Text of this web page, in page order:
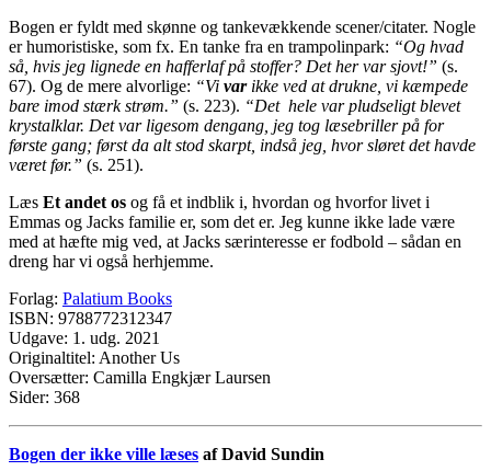
Bogen er fyldt med skønne og tankevækkende scener/citater. Nogle
er humoristiske, som fx. En tanke fra en trampolinpark: “Og hvad
så, hvis jeg lignede en hafferlaf på stoffer? Det her var sjovt!” (s.
67). Og de mere alvorlige: “Vi varikke ved at drukne, vi kæmpede
bare imod stærk strøm.” (s. 223). “Det hele var pludseligt blevet
krystalklar. Det var ligesom dengang, jeg tog læsebriller på for
første gang; først da alt stod skarpt, indså jeg, hvor sløret det havde
været før.” (s. 251).
Læs Et andet os og få et indblik i, hvordan og hvorfor livet i
Emmas og Jacks familie er, som det er. Jeg kunne ikke lade være
med at hæfte mig ved, at Jacks særinteresse er fodbold – sådan en
dreng har vi også herhjemme.
Forlag: Palatium Books
ISBN: 9788772312347
Udgave: 1. udg. 2021
Originaltitel: Another Us
Oversætter: Camilla Engkjær Laursen
Sider: 368
Bogen der ikke ville læses af David Sundin